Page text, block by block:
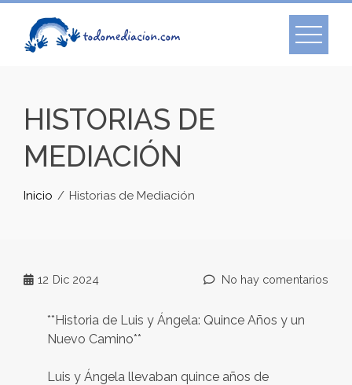
HISTORIAS DE
MEDIACIÓN
Inicio Historias de Mediación
12 Dic 2024 No hay comentarios
**Historia de Luis y Ángela: Quince Años y un
Nuevo Camino**
Luis y Ángela llevaban quince años de